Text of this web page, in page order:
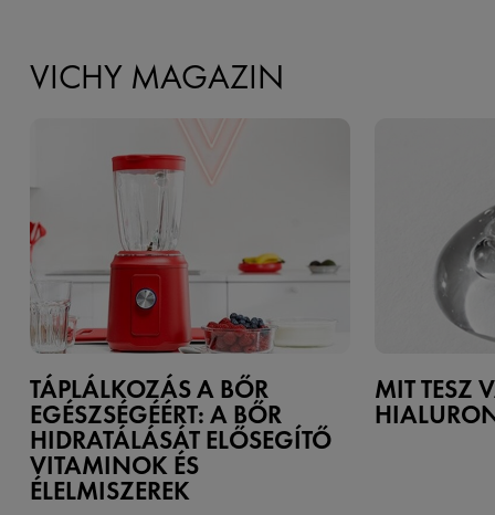
VICHY MAGAZIN
TÁPLÁLKOZÁS A BŐR
EGÉSZSÉGÉÉRT: A BŐR
HIDRATÁLÁSÁT ELŐSEGÍTŐ
VITAMINOK ÉS
ÉLELMISZEREK
MIT TESZ